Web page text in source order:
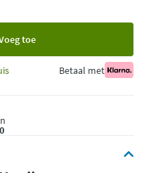
toe
Betaal met